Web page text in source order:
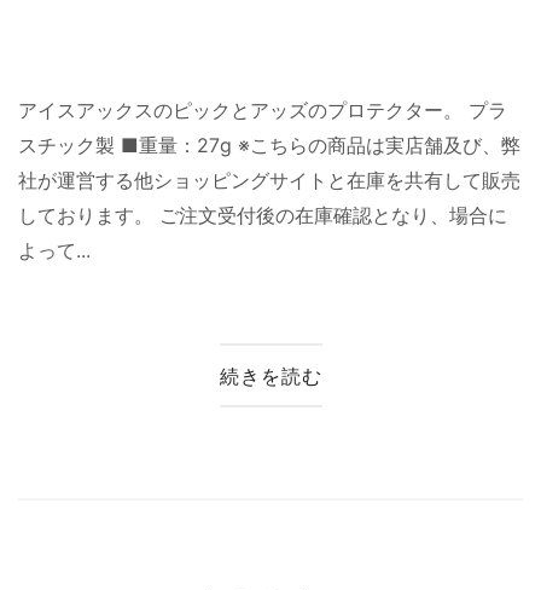
アイスアックスのピックとアッズのプロテクター。 プラ
スチック製 ■重量：27g ※こちらの商品は実店舗及び、弊
社が運営する他ショッピングサイトと在庫を共有して販売
しております。 ご注文受付後の在庫確認となり、場合に
よって...
続きを読む